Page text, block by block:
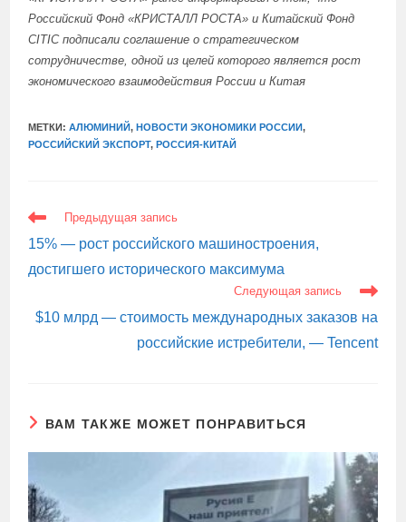
Российский Фонд «КРИСТАЛЛ РОСТА» и Китайский Фонд
CITIC подписали соглашение о стратегическом
сотрудничестве, одной из целей которого является рост
экономического взаимодействия России и Китая
МЕТКИ:АЛЮМИНИЙ, НОВОСТИ ЭКОНОМИКИ РОССИИ,
РОССИЙСКИЙ ЭКСПОРТ, РОССИЯ-КИТАЙ
ЕЩЕ
СТАТЬИ
Предыдущая запись
15% — рост российского машиностроения,
достигшего исторического максимума
Следующая запись
$10 млрд — стоимость международных заказов на
российские истребители, — Tencent
ВАМ ТАКЖЕ МОЖЕТ ПОНРАВИТЬСЯ